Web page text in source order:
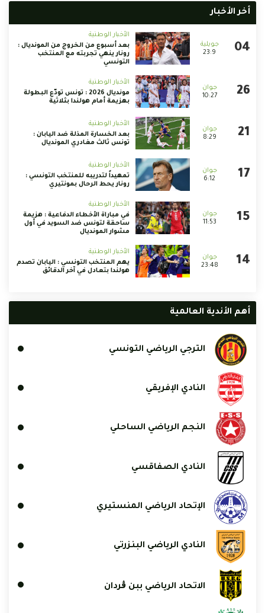
أخر الأخبار
23:9
الأخبار الوطنية
بعد أسبوع من الخروج من المونديال :
رونار ينهي تجربته مع المنتخب
التونسي
10:27
الأخبار الوطنية
مونديال 2026 : تونس تودّع البطولة
بهزيمة أمام هولندا بثلاثية
8:29
الأخبار الوطنية
بعد الخسارة المذلة ضد اليابان :
تونس ثالث مغادري المونديال
6:12
الأخبار الوطنية
تمهيداً لتدريبه للمنتخب التونسي :
رونار يحط الرحال بمونتيري
11:53
الأخبار الوطنية
في مباراة الأخطاء الدفاعية : هزيمة
ساحقة لتونس ضد السويد في أول
مشوار المونديال
23:48
الأخبار الوطنية
يهم المنتخب التونسي : اليابان تصدم
هولندا بتعادل في آخر الدقائق
أهم الأندية العالمية
الترجي الرياضي التونسي
النادي الإفريقي
النجم الرياضي الساحلي
النادي الصفاقسي
الإتحاد الرياضي المنستيري
النادي الرياضي البنزرتي
الاتحاد الرياضي ببن ڨردان